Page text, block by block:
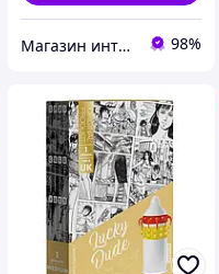
Магазин интимных товаров "WeLove" 98%